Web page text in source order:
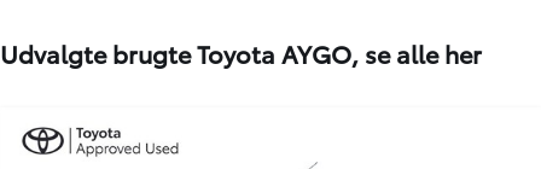
Udvalgte brugte Toyota AYGO, se alle her